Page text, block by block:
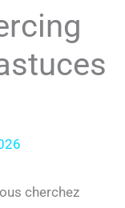
cherchez